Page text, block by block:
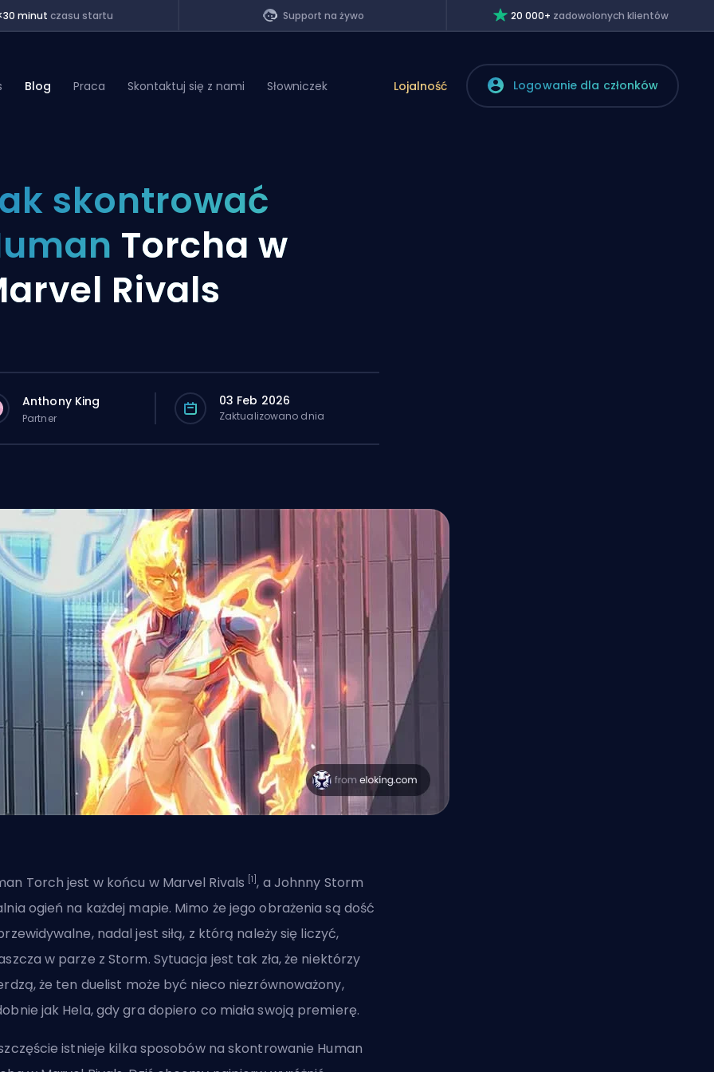
minutczasu startu Support na żywo 20 000+ zadowolonych klientów
Blog Praca Skontaktuj się z nami Słowniczek Lojalność Logowanie dla członków
skontrować
Torcha w
Rivals
Anthony King
Partner
03 Feb 2026
Zaktualizowano dnia
Torch jest w końcu w Marvel Rivals [1] , a Johnny Storm
ogień na każdej mapie. Mimo że jego obrażenia są dość
, nadal jest siłą, z którą należy się liczyć,
w parze z Storm. Sytuacja jest tak zła, że niektórzy
że ten duelist może być nieco niezrównoważony,
jak Hela, gdy gra dopiero co miała swoją premierę.
istnieje kilka sposobów na skontrowanie Human